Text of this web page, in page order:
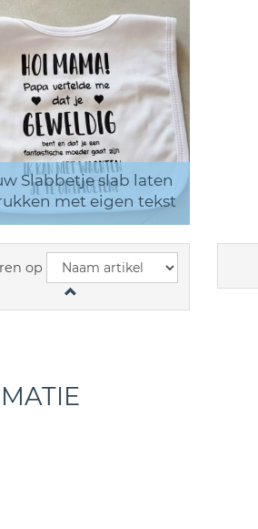
Slabbetje slab laten
met eigen tekst
op